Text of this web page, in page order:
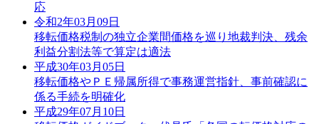
応
令和2年03月09日
移転価格税制の独立企業間価格を巡り地裁判決、残余
利益分割法等で算定は適法
平成30年03月05日
移転価格やＰＥ帰属所得で事務運営指針、事前確認に
係る手続を明確化
平成29年07月10日